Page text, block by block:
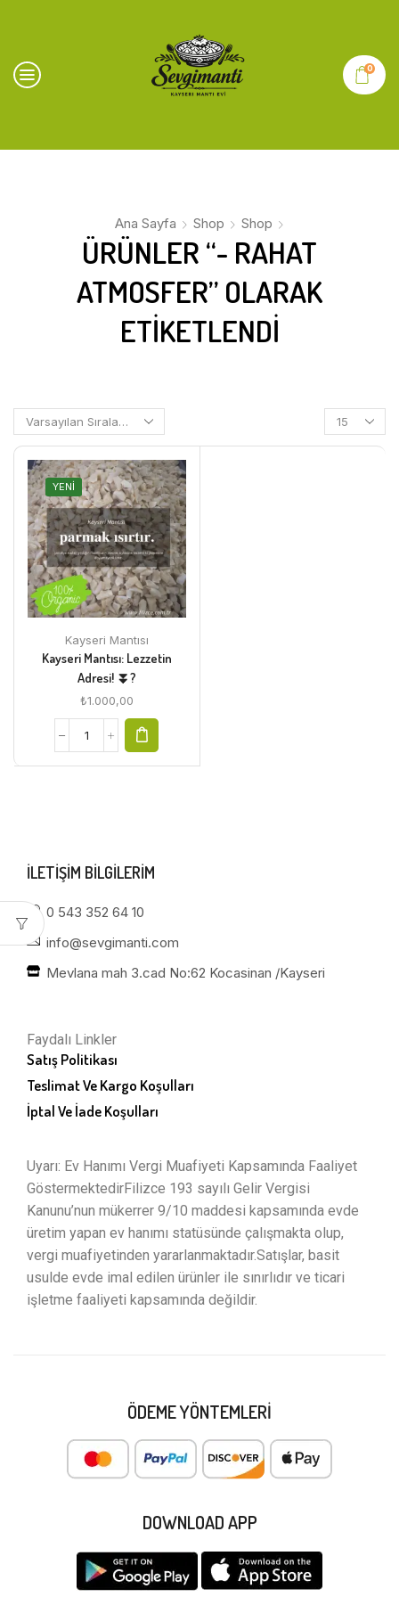
0
Ana Sayfa Shop Shop
ÜRÜNLER “- RAHAT
ATMOSFER” OLARAK
ETIKETLENDI
YENI
Kayseri Mantısı
Kayseri Mantısı: Lezzetin
Adresi! ⏬?
₺1.000,00
ILETIŞIM BILGILERIM
0 543 352 64 10
info@sevgimanti.com
Mevlana mah 3.cad No:62 Kocasinan /Kayseri
Faydalı Linkler
Satış Politikası
Teslimat Ve Kargo Koşulları
İptal Ve İade Koşulları
Uyarı: Ev Hanımı Vergi Muafiyeti Kapsamında Faaliyet
GöstermektedirFilizce 193 sayılı Gelir Vergisi
Kanunu’nun mükerrer 9/10 maddesi kapsamında evde
üretim yapan ev hanımı statüsünde çalışmakta olup,
vergi muafiyetinden yararlanmaktadır.Satışlar, basit
usulde evde imal edilen ürünler ile sınırlıdır ve ticari
işletme faaliyeti kapsamında değildir.
ÖDEME YÖNTEMLERI
DOWNLOAD APP